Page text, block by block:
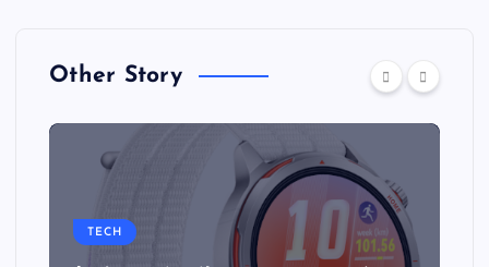
Other Story
TECH